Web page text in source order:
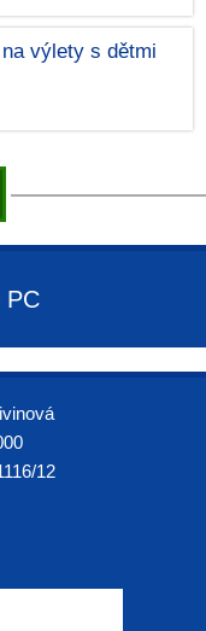
výlety s dětmi
PC
12